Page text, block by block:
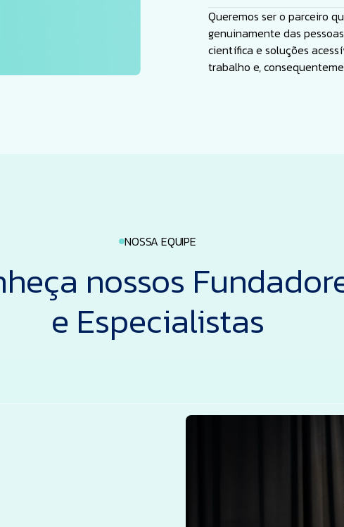
Queremos ser o parceiro
genuinamente das
científica e soluções
trabalho e,
NOSSA EQUIPE
nossos
e Especialistas